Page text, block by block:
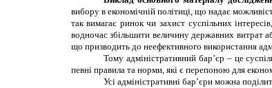
вибору в економічній політиці, що надає
так вимагає ринок чи захист суспільних
водночас збільшити величину державних витрат
що призводить до неефективного використання
Тому адміністративний бар’єр – це
певні правила та норми, які є перепоною для
Усі адміністративнібар’єриможна